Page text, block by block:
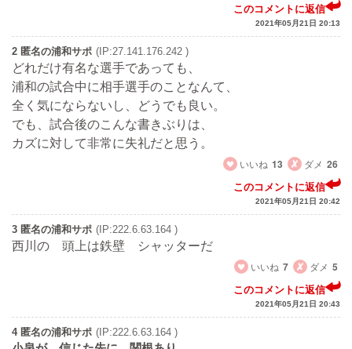
このコメントに返信
2021年05月21日 20:13
2 匿名の浦和サポ (IP:27.141.176.242 )
どれだけ有名な選手であっても、
浦和の試合中に相手選手のことなんて、
全く気にならないし、どうでも良い。
でも、試合後のこんな書きぶりは、
カズに対して非常に失礼だと思う。
いいね 13 ダメ 26
このコメントに返信
2021年05月21日 20:42
3 匿名の浦和サポ (IP:222.6.63.164 )
西川の 頭上は鉄壁 シャッターだ
いいね 7 ダメ 5
このコメントに返信
2021年05月21日 20:43
4 匿名の浦和サポ (IP:222.6.63.164 )